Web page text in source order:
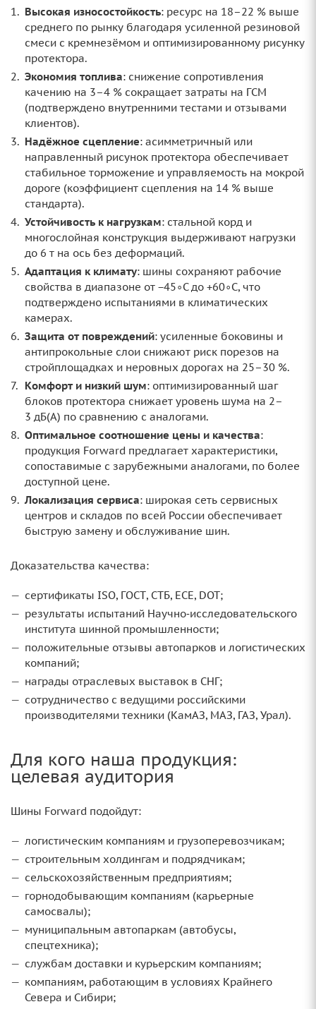
Высокая износостойкость: ресурс на 18–22 % выше
среднего по рынку благодаря усиленной резиновой
смеси с кремнезёмом и оптимизированному рисунку
протектора.
Экономия топлива: снижение сопротивления
качению на 3–4 % сокращает затраты на ГСМ
(подтверждено внутренними тестами и отзывами
клиентов).
Надёжное сцепление: асимметричный или
направленный рисунок протектора обеспечивает
стабильное торможение и управляемость на мокрой
дороге (коэффициент сцепления на 14 % выше
стандарта).
Устойчивость к нагрузкам: стальной корд и
многослойная конструкция выдерживают нагрузки
до 6 т на ось без деформаций.
Адаптация к климату: шины сохраняют рабочие
свойства в диапазоне от −45∘C до +60∘C, что
подтверждено испытаниями в климатических
камерах.
Защита от повреждений: усиленные боковины и
антипрокольные слои снижают риск порезов на
стройплощадках и неровных дорогах на 25–30 %.
Комфорт и низкий шум: оптимизированный шаг
блоков протектора снижает уровень шума на 2–
3 дБ(А) по сравнению с аналогами.
Оптимальное соотношение цены и качества:
продукция Forward предлагает характеристики,
сопоставимые с зарубежными аналогами, по более
доступной цене.
Локализация сервиса: широкая сеть сервисных
центров и складов по всей России обеспечивает
быструю замену и обслуживание шин.
Доказательства качества:
сертификаты ISO, ГОСТ, СТБ, ECE, DOT;
результаты испытаний Научно‑исследовательского
института шинной промышленности;
положительные отзывы автопарков и логистических
компаний;
награды отраслевых выставок в СНГ;
сотрудничество с ведущими российскими
производителями техники (КамАЗ, МАЗ, ГАЗ, Урал).
Для кого наша продукция:
целевая аудитория
Шины Forward подойдут:
логистическим компаниям и грузоперевозчикам;
строительным холдингам и подрядчикам;
сельскохозяйственным предприятиям;
горнодобывающим компаниям (карьерные
самосвалы);
муниципальным автопаркам (автобусы,
спецтехника);
службам доставки и курьерским компаниям;
компаниям, работающим в условиях Крайнего
Севера и Сибири;